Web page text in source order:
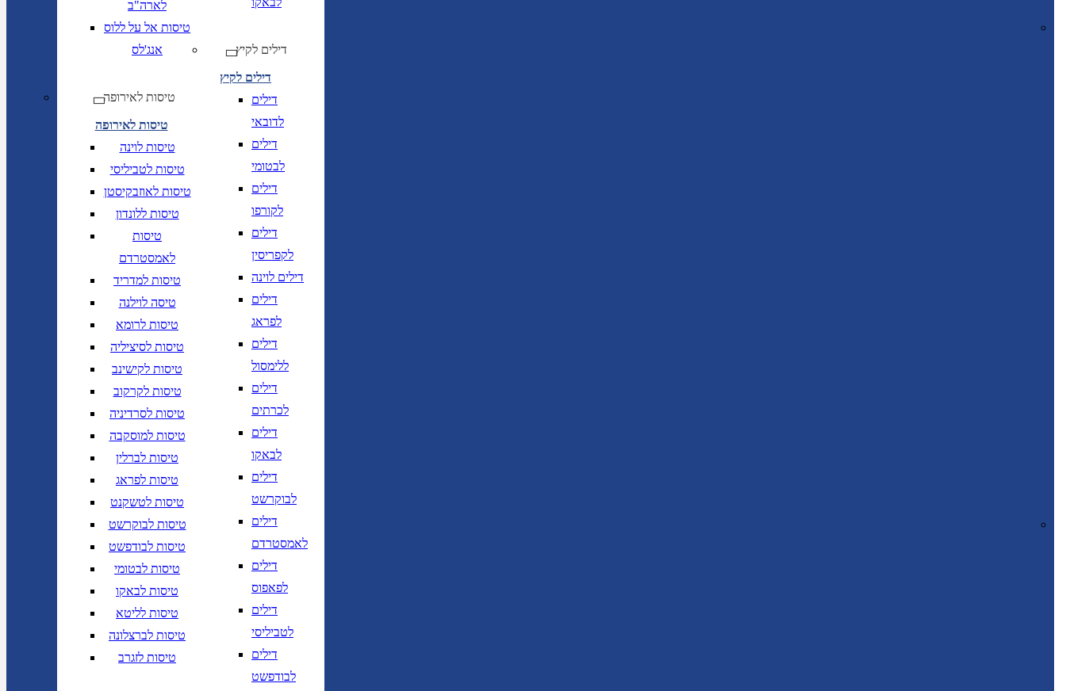
לארה"ב
טיסות אל על ללוס
אנג'לס
טיסות לאירופה
טיסות לאירופה
טיסות לוינה
טיסות לטביליסי
טיסות לאוזבקיסטן
טיסות ללונדון
טיסות
לאמסטרדם
טיסות למדריד
טיסה לוילנה
טיסות לרומא
טיסות לסיציליה
טיסות לקישינב
טיסות לקרקוב
טיסות לסרדיניה
טיסות למוסקבה
טיסות לברלין
טיסות לפראג
טיסות לטשקנט
טיסות לבוקרשט
טיסות לבודפשט
טיסות לבטומי
טיסות לבאקו
טיסות לליטא
טיסות לברצלונה
טיסות לזגרב
דילים לקיץ
דילים לקיץ
דילים
לדובאי
דילים
לבטומי
דילים
לקורפו
דילים
לקפריסין
דילים לוינה
דילים
לפראג
דילים
ללימסול
דילים
לכרתים
דילים
לבאקו
דילים
לבוקרשט
דילים
לאמסטרדם
דילים
לפאפוס
דילים
לטביליסי
דילים
לבודפשט